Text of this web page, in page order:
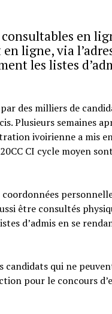
en
ligne, via
les listes
des milliers de
Plusieurs semaines
ivoirienne a mis
CI cycle moyen
coordonnées
être consultés
d’admis en se
candidats qui ne
pour le concours